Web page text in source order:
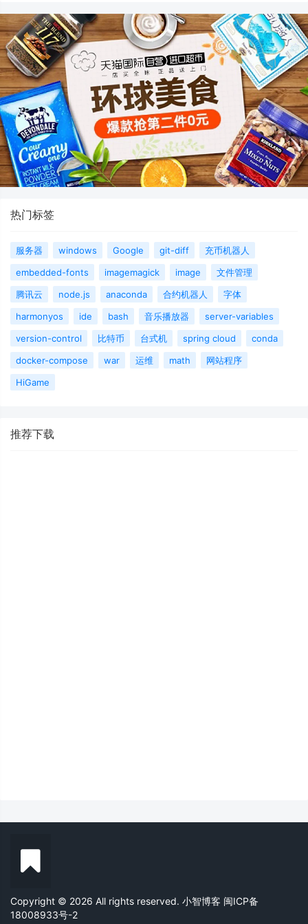
热门标签
服务器 windows Google git-diff
充币机器人
embedded-fonts
imagemagick image
文件管理
腾讯云
node.js anaconda 合约机器人
字体
harmonyos
ide bash 音乐播放器
server-variables
version-control
比特币 台式机 spring cloud
conda
docker-compose
war 运维 math
网站程序
HiGame
推荐下载
Copyright © 2026 All rights reserved. 小智博客 闽ICP备
18008933号-2